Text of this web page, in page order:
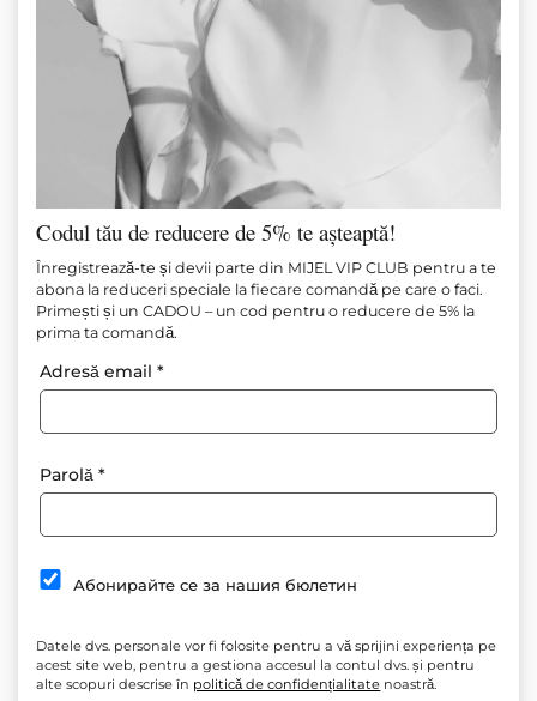
Bluză din in cu valuri nud
Articol № М1579
85.00€ (166.25 лв.)
Material: 90% In 10% Vâscoză
*Elastic la decolteu și în talie
Produs: Bluză, Bluză din in nud
Codul tău de reducere de 5% te așteaptă!
Înregistrează-te și devii parte din MIJEL VIP CLUB pentru a te
abona la reduceri speciale la fiecare comandă pe care o faci.
Primești și un CADOU – un cod pentru o reducere de 5% la
prima ta comandă.
Adresă email*
Parolă*
Абонирайте се за нашия бюлетин
Datele dvs. personale vor fi folosite pentru a vă sprijini experiența pe
acest site web, pentru a gestiona accesul la contul dvs. și pentru
alte scopuri descrise în politică de confidențialitate noastră.